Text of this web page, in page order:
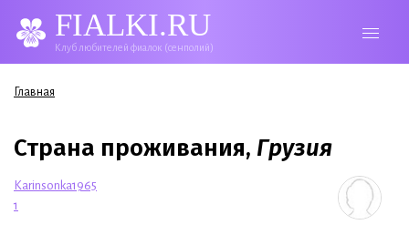
FIALKI.RU
Клуб любителей фиалок (сенполий)
Вы здесь
Главная
Страна проживания, Грузия
Karinsonka1965
1